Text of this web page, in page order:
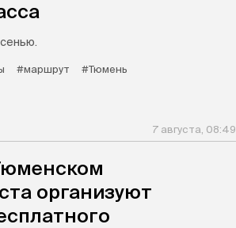
#маршрут
#Тюмень
7 августа, 08:49
организуют